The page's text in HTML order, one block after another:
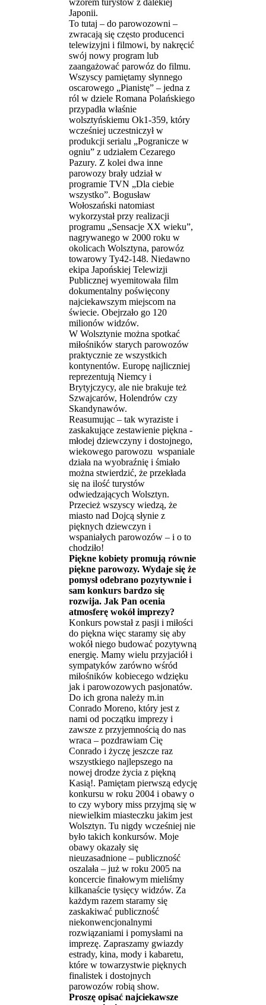
wzorem turystów z dalekiej
Japonii.
To tutaj – do parowozowni –
zwracają się często producenci
telewizyjni i filmowi, by nakręcić
swój nowy program lub
zaangażować parowóz do filmu.
Wszyscy pamiętamy słynnego
oscarowego „Pianistę” – jedna z
ról w dziele Romana Polańskiego
przypadła właśnie
wolsztyńskiemu Ok1-359, który
wcześniej uczestniczył w
produkcji serialu „Pogranicze w
ogniu” z udziałem Cezarego
Pazury. Z kolei dwa inne
parowozy brały udział w
programie TVN „Dla ciebie
wszystko”. Bogusław
Wołoszański natomiast
wykorzystał przy realizacji
programu „Sensacje XX wieku”,
nagrywanego w 2000 roku w
okolicach Wolsztyna, parowóz
towarowy Ty42-148. Niedawno
ekipa Japońskiej Telewizji
Publicznej wyemitowała film
dokumentalny poświęcony
najciekawszym miejscom na
świecie. Obejrzało go 120
milionów widzów.
W Wolsztynie można spotkać
miłośników starych parowozów
praktycznie ze wszystkich
kontynentów. Europę najliczniej
reprezentują Niemcy i
Brytyjczycy, ale nie brakuje też
Szwajcarów, Holendrów czy
Skandynawów.
Reasumując – tak wyraziste i
zaskakujące zestawienie piękna -
młodej dziewczyny i dostojnego,
wiekowego parowozu wspaniale
działa na wyobraźnię i śmiało
można stwierdzić, że przekłada
się na ilość turystów
odwiedzających Wolsztyn.
Przecież wszyscy wiedzą, że
miasto nad Dojcą słynie z
pięknych dziewczyn i
wspaniałych parowozów – i o to
chodziło!
Piękne kobiety promują równie
piękne parowozy. Wydaje się że
pomysł odebrano pozytywnie i
sam konkurs bardzo się
rozwija. Jak Pan ocenia
atmosferę wokół imprezy?
Konkurs powstał z pasji i miłości
do piękna więc staramy się aby
wokół niego budować pozytywną
energię. Mamy wielu przyjaciół i
sympatyków zarówno wśród
miłośników kobiecego wdzięku
jak i parowozowych pasjonatów.
Do ich grona należy m.in
Conrado Moreno, który jest z
nami od początku imprezy i
zawsze z przyjemnością do nas
wraca – pozdrawiam Cię
Conrado i życzę jeszcze raz
wszystkiego najlepszego na
nowej drodze życia z piękną
Kasią!. Pamiętam pierwszą edycję
konkursu w roku 2004 i obawy o
to czy wybory miss przyjmą się w
niewielkim miasteczku jakim jest
Wolsztyn. Tu nigdy wcześniej nie
było takich konkursów. Moje
obawy okazały się
nieuzasadnione – publiczność
oszalała – już w roku 2005 na
koncercie finałowym mieliśmy
kilkanaście tysięcy widzów. Za
każdym razem staramy się
zaskakiwać publiczność
niekonwencjonalnymi
rozwiązaniami i pomysłami na
imprezę. Zapraszamy gwiazdy
estrady, kina, mody i kabaretu,
które w towarzystwie pięknych
finalistek i dostojnych
parowozów robią show.
Proszę opisać najciekawsze